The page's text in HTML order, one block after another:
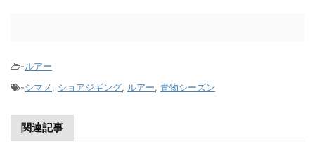
-ルアー
-シマノ, ショアジギング, ルアー, 青物シーズン
関連記事